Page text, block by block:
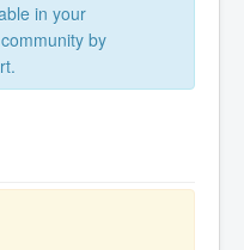
in your
by